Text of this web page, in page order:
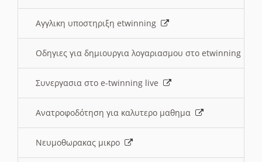
Αγγλικη υποστηριξη etwinning
Οδηγιες για δημιουργια λογαριασμου στο etwinning
Συνεργασια στο e-twinning live
Ανατροφοδότηση για καλυτερο μαθημα
Νευμοθωρακας μικρο